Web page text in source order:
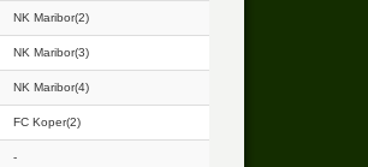
NK Maribor(2)
NK Maribor(3)
NK Maribor(4)
FC Koper(2)
-